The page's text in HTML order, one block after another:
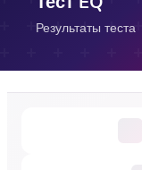
Результаты теста